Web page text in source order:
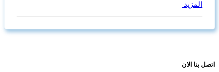
المزيد
اتصل بنا الان